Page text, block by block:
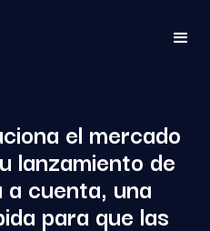
el mercado
lanzamiento de
cuenta, una
para que las